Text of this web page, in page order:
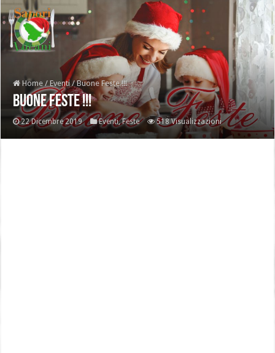
Home / Eventi / Buone Feste !!!
Buone Feste !!!
22 Dicembre 2019 Eventi,Feste 518 Visualizzazioni